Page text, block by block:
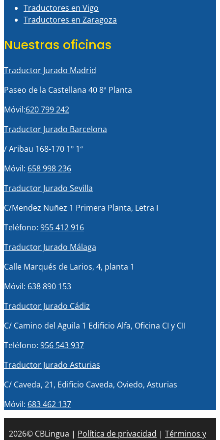
Traductores en Vigo
Traductores en Zaragoza
Nuestras oficinas
Traductor Jurado Madrid
Paseo de la Castellana 40 8ª Planta
Móvil:620 799 242
Traductor Jurado Barcelona
/ Aribau 168-170 1º 1ª
Móvil: 658 998 236
Traductor Jurado Sevilla
C/Mendez Nuñez 1 Primera Planta, Letra I
Teléfono: 955 412 916
Traductor Jurado Málaga
Calle Marqués de Larios, 4, planta 1
Móvil: 638 890 153
Traductor Jurado Cádiz
C/ Camino del Aguila 1 Edificio Alfa, Oficina CI y CII
Teléfono: 956 543 937
Traductor Jurado Asturias
C/ Caveda, 21, Edificio Caveda, Oviedo, Asturias
Móvil: 683 462 137
2026© CBLingua | Política de privacidad | Términos y